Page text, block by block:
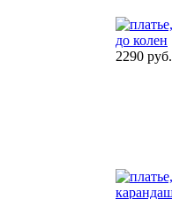
2290 руб.